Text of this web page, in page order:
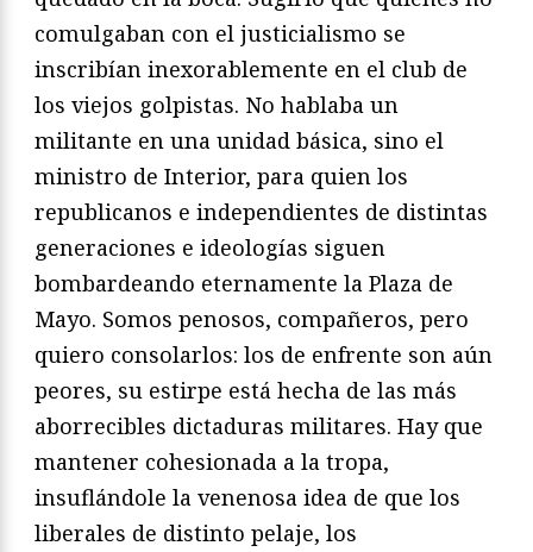
comulgaban con el justicialismo se
inscribían inexorablemente en el club de
los viejos golpistas. No hablaba un
militante en una unidad básica, sino el
ministro de Interior, para quien los
republicanos e independientes de distintas
generaciones e ideologías siguen
bombardeando eternamente la Plaza de
Mayo. Somos penosos, compañeros, pero
quiero consolarlos: los de enfrente son aún
peores, su estirpe está hecha de las más
aborrecibles dictaduras militares. Hay que
mantener cohesionada a la tropa,
insuflándole la venenosa idea de que los
liberales de distinto pelaje, los